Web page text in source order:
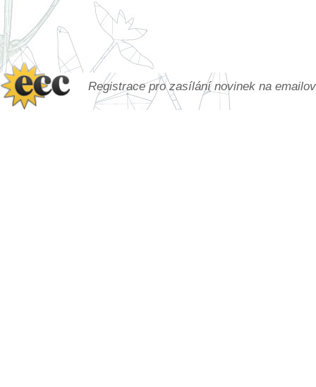
Registrace pro zasílání novinek na